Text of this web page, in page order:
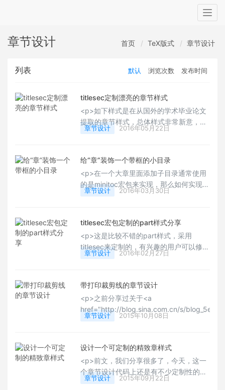
章节设计 首页 TeX版式 章节设计
列表 默认 浏览次数 发布时间
titlesec定制漂亮的章节样式
<p>如下样式是在从国外的学术毕业论文
提取的章节样式，总体样式非常新意，每
个章标题下面可以输入每章的摘要，这是
错，详细的定制代码在下面，供大家学习
参考。</p>
章节设计 2016年05月22日
给“章”装饰一个带框的小目录
<p>在一个大章里面添加子目录通常使用
的是minitoc宏包来实现，那么如何实现下
面的子目录样式呢？就是把minitoc的内容
计也非常高大上了。</p>
章节设计 2016年03月30日
titlesec宏包定制的part样式分享
<p>这是比较不错的part样式，采用
titlesec来定制的，有兴趣的用户可以修改
为chapter的样式，总体样式非常适合书
章节设计 2016年02月27日
带打印裁剪线的章节设计
<p>之前分享过关于<a
href="http://blog.sina.com.cn/s/
target="_blank" style="white-space:
突出的部分是section的设计做成了前文的
喜欢的用户可以下载试用！</p>
章节设计 2015年10月08日
设计一个可定制的精致章样式
<p>前文，我们分享很多了，今天，这一
个章节设计代码上还是有不少定制性的，
若是有兴趣的用户可以研读下其代码，这
章节设计 2015年09月22日